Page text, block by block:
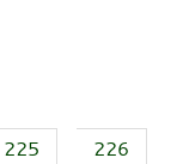
225
226